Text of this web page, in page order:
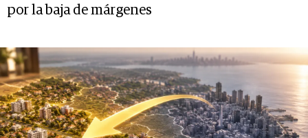
por la baja de márgenes